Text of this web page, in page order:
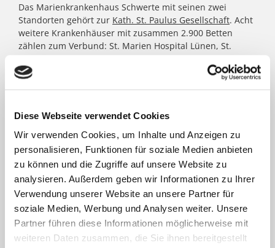
Diese Webseite verwendet Cookies
Wir verwenden Cookies, um Inhalte und Anzeigen zu
personalisieren, Funktionen für soziale Medien anbieten
zu können und die Zugriffe auf unsere Website zu
analysieren. Außerdem geben wir Informationen zu Ihrer
Verwendung unserer Website an unsere Partner für
soziale Medien, Werbung und Analysen weiter. Unsere
Partner führen diese Informationen möglicherweise mit
weiteren Daten zusammen, die Sie ihnen bereitgestellt
Das Marienkrankenhaus Schwerte mit seinen zwei
Standorten gehört zur Kath. St. Paulus Gesellschaft. Acht
weitere Krankenhäuser mit zusammen 2.900 Betten
zählen zum Verbund: St. Marien Hospital Lünen, St.
Christophorus Krankenhaus Werne, St. Rochus Hospital
Castrop-Rauxel, St. Josefs Hospital Hörde, Katholisches
Krankenhaus Dortmund-West, St. Elisabeth Krankenhaus
sowie für das St. Johannes Hospital im Zentrum von
Dortmund. Darüber hinaus agieren unter dem Paulus-
Dach Altenheime und eine Jugendhilfe-Einrichtung. Die
Kath. St. Paulus Gesellschaft zählt zu den größten
katholischen Trägern in Nordrhein- Westfalen; rund
8.500 Menschen arbeiten für das Wohl der ihnen
anvertrauten Patient:innen, Bewohner:innen, Kinder und
Jugendlichen.
FACHBEREICHE